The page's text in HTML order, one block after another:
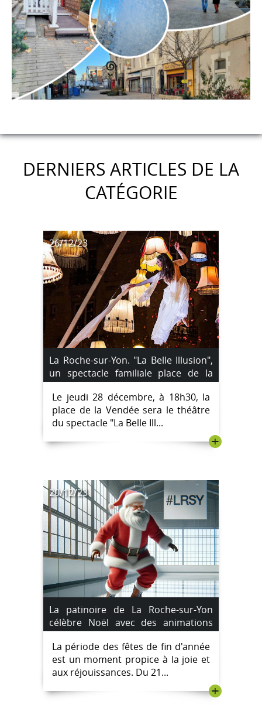
DERNIERS ARTICLES DE LA
CATÉGORIE
26/12/23
La Roche-sur-Yon. "La Belle Illusion",
un spectacle familiale place de la
Vendée jeudi
Le jeudi 28 décembre, à 18h30, la
place de la Vendée sera le théâtre
du spectacle "La Belle Ill...
+
20/12/23
La patinoire de La Roche-sur-Yon
célèbre Noël avec des animations
festives
La période des fêtes de fin d'année
est un moment propice à la joie et
aux réjouissances. Du 21...
+